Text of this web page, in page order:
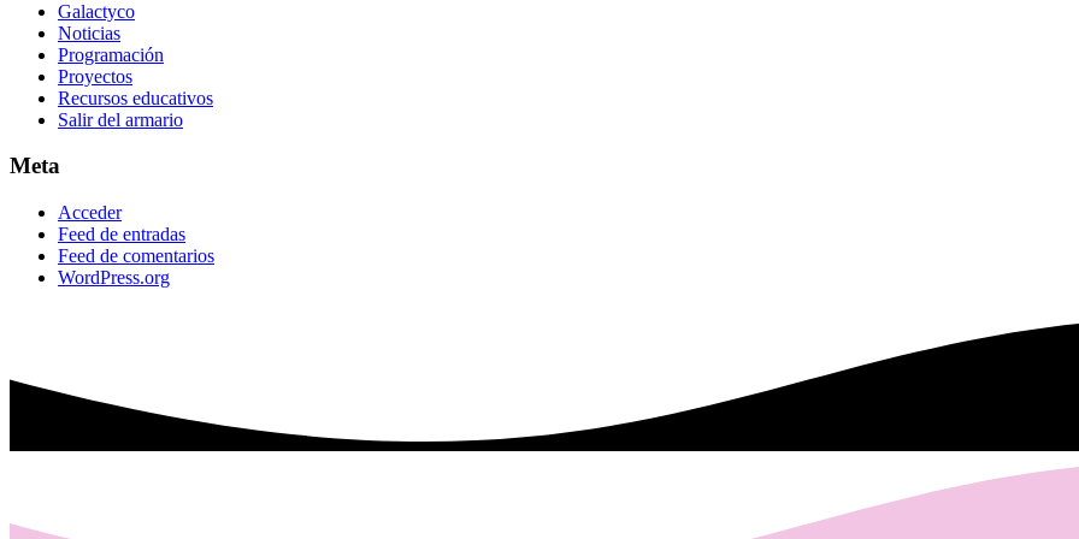
Galactyco
Noticias
Programación
Proyectos
Recursos educativos
Salir del armario
Meta
Acceder
Feed de entradas
Feed de comentarios
WordPress.org